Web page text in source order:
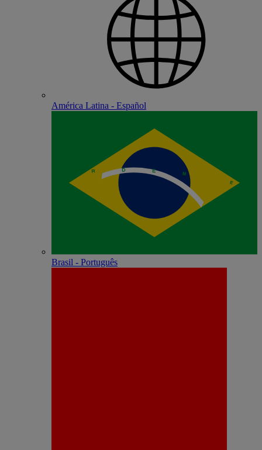
América Latina - Español
Brasil - Português